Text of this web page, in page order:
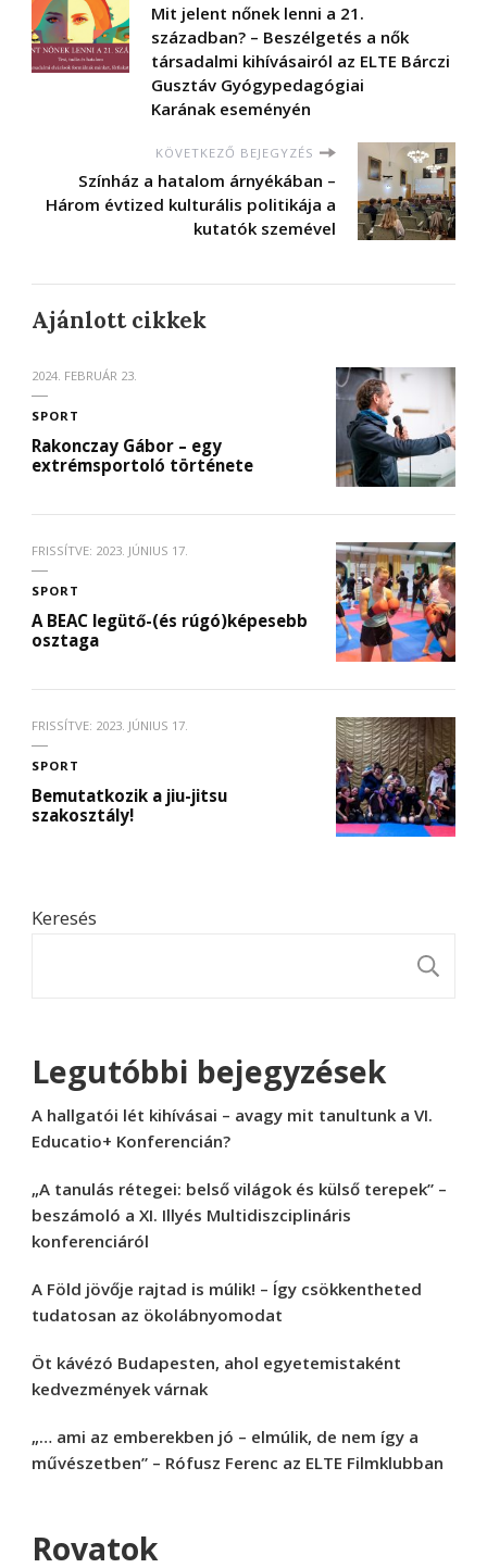
Mit jelent nőnek lenni a 21.
században? – Beszélgetés a nők
társadalmi kihívásairól az ELTE Bárczi
Gusztáv Gyógypedagógiai
Karának eseményén
KÖVETKEZŐ BEJEGYZÉS
Színház a hatalom árnyékában –
Három évtized kulturális politikája a
kutatók szemével
Ajánlott cikkek
2024. FEBRUÁR 23.
SPORT
Rakonczay Gábor – egy
extrémsportoló története
FRISSÍTVE: 2023. JÚNIUS 17.
SPORT
A BEAC legütő-(és rúgó)képesebb
osztaga
FRISSÍTVE: 2023. JÚNIUS 17.
SPORT
Bemutatkozik a jiu-jitsu
szakosztály!
Keresés
Legutóbbi bejegyzések
A hallgatói lét kihívásai – avagy mit tanultunk a VI.
Educatio+ Konferencián?
„A tanulás rétegei: belső világok és külső terepek” –
beszámoló a XI. Illyés Multidiszciplináris
konferenciáról
A Föld jövője rajtad is múlik! – Így csökkentheted
tudatosan az ökolábnyomodat
Öt kávézó Budapesten, ahol egyetemistaként
kedvezmények várnak
„… ami az emberekben jó – elmúlik, de nem így a
művészetben” – Rófusz Ferenc az ELTE Filmklubban
Rovatok